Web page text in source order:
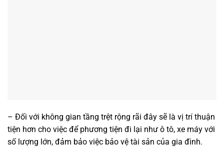
– Đối với không gian tầng trệt rộng rãi đây sẽ là vị trí thuận
tiện hơn cho việc để phương tiện đi lại như ô tô, xe máy với
số lượng lớn, đảm bảo việc bảo vệ tài sản của gia đình.